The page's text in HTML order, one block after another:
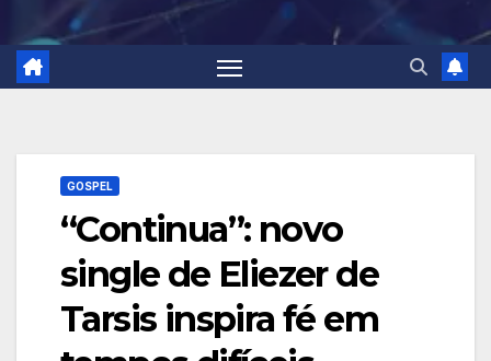
GOSPEL
“Continua”: novo
single de Eliezer de
Tarsis inspira fé em